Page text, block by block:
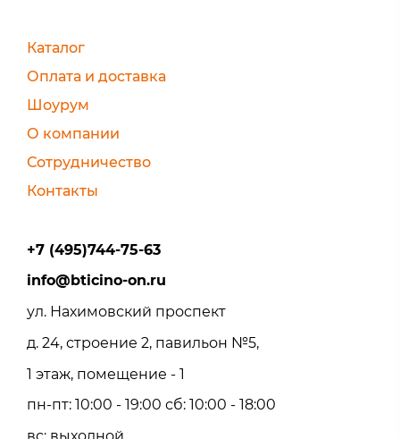
Каталог
Оплата и доставка
Шоурум
О компании
Сотрудничество
Контакты
+7 (495)744-75-63
info@bticino-on.ru
ул. Нахимовский проспект
д. 24, строение 2, павильон №5,
1 этаж, помещение - 1
пн-пт: 10:00 - 19:00 сб: 10:00 - 18:00